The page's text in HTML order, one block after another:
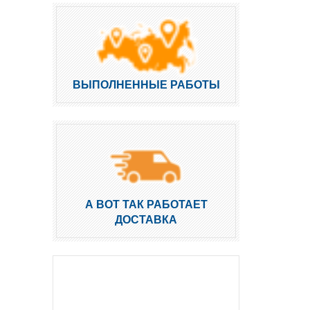
ВЫПОЛНЕННЫЕ РАБОТЫ
А ВОТ ТАК РАБОТАЕТ
ДОСТАВКА